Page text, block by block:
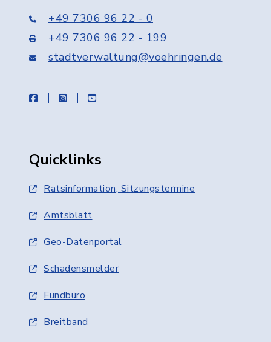
+49 7306 96 22 - 0
+49 7306 96 22 - 199
stadtverwaltung@voehringen.de
facebookinstagramyoutube
Quicklinks
Ratsinformation, Sitzungstermine
Amtsblatt
Geo-Datenportal
Schadensmelder
Fundbüro
Breitband